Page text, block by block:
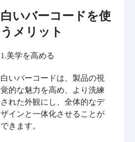
白いバーコードを使
うメリット
1.美学を高める
白いバーコードは、製品の視
覚的な魅力を高め、より洗練
された外観にし、全体的なデ
ザインと一体化させることが
できます。